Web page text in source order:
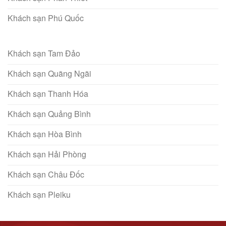
Khách sạn Phú Quốc
Khách sạn Tam Đảo
Khách sạn Quãng Ngãi
Khách sạn Thanh Hóa
Khách sạn Quảng Bình
Khách sạn Hòa Bình
Khách sạn Hải Phòng
Khách sạn Châu Đốc
Khách sạn Pleiku